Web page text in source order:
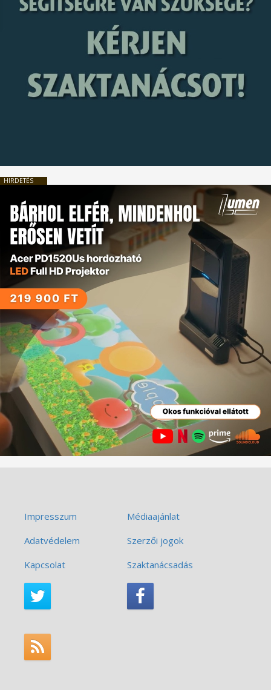
HIRDETÉS
Impresszum
Médiaajánlat
Adatvédelem
Szerzői jogok
Kapcsolat
Szaktanácsadás